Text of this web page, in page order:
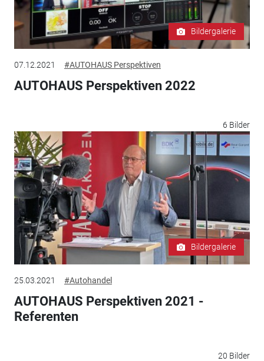
Bildergalerie
07.12.2021 #AUTOHAUS Perspektiven
AUTOHAUS Perspektiven 2022
6 Bilder
Bildergalerie
25.03.2021 #Autohandel
AUTOHAUS Perspektiven 2021 -
Referenten
20 Bilder